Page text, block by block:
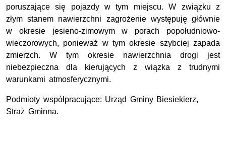
poruszające się pojazdy w tym miejscu. W związku z
złym stanem nawierzchni zagrożenie występuję głównie
w okresie jesieno-zimowym w porach popołudniowo-
wieczorowych, ponieważ w tym okresie szybciej zapada
zmierzch. W tym okresie nawierzchnia drogi jest
niebezpieczna dla kierujących z wiązka z trudnymi
warunkami atmosferycznymi.
Podmioty współpracujące: Urząd Gminy Biesiekierz,
Straż Gminna.